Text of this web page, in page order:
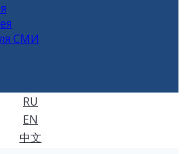
СМИ
RU
EN
中文